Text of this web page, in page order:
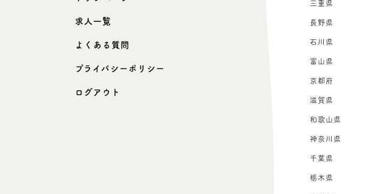
求人一覧
よくある質問
プライバシーポリシー
ログアウト
三重県
長野県
石川県
富山県
京都府
滋賀県
和歌山県
神奈川県
千葉県
栃木県